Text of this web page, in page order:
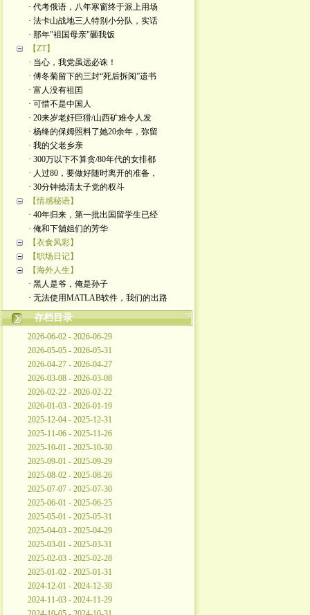
· 代考俄语，八年寒窗终于派上用场
· 法卡山战地三人特别小分队，实话
· 那年"袓国母亲"砸我饭
【ZT】
· 当心，我党虽远必诛！
· 傅冬菊留下的三封“死后拆阅”遗书
· 富人没有祖囯
· 可惜不是中国人
· 20来岁老奸巨猾/山西矿难令人发
· 杨绛的保姆照料了她20余年，弥留
· 我的父老乡亲
· 300万以下不算贪/80年代的女排都
· 人过80，要做好随时离开的准备，
· 30分钟捻清太子党的权斗
【情感秘语】
· 40年归来，第一批出国留学生已经
· 俺和下舖姐们的芳华
【衣食风彩】
【职场日记】
【海外人生】
· 黑人是爷，俺是孙子
· 无法使用MATLAB软件，我们的出路
存档目录
2026-06-02 - 2026-06-29
2026-05-05 - 2026-05-31
2026-04-27 - 2026-04-27
2026-03-08 - 2026-03-08
2026-02-22 - 2026-02-22
2026-01-03 - 2026-01-19
2025-12-04 - 2025-12-31
2025-11-06 - 2025-11-26
2025-10-01 - 2025-10-30
2025-09-01 - 2025-09-29
2025-08-02 - 2025-08-26
2025-07-07 - 2025-07-30
2025-06-01 - 2025-06-25
2025-05-01 - 2025-05-31
2025-04-03 - 2025-04-29
2025-03-01 - 2025-03-31
2025-02-03 - 2025-02-28
2025-01-02 - 2025-01-31
2024-12-01 - 2024-12-30
2024-11-03 - 2024-11-29